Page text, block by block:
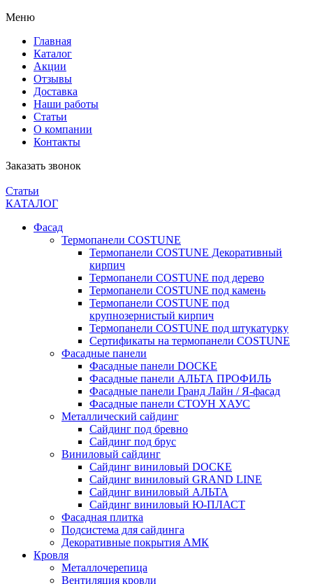
Меню
Главная
Каталог
Акции
Отзывы
Доставка
Наши работы
Статьи
О компании
Контакты
Заказать звонок
Статьи
КАТАЛОГ
Фасад
Термопанели COSTUNE
Термопанели COSTUNE Декоративный
кирпич
Термопанели COSTUNE под дерево
Термопанели COSTUNE под камень
Термопанели COSTUNE под
крупнозернистый кирпич
Термопанели COSTUNE под штукатурку
Сертификаты на термопанели COSTUNE
Фасадные панели
Фасадные панели DOCKE
Фасадные панели АЛЬТА ПРОФИЛЬ
Фасадные панели Гранд Лайн / Я-фасад
Фасадные панели СТОУН ХАУС
Металлический сайдинг
Сайдинг под бревно
Сайдинг под брус
Виниловый сайдинг
Сайдинг виниловый DOCKE
Сайдинг виниловый GRAND LINE
Сайдинг виниловый АЛЬТА
Сайдинг виниловый Ю-ПЛАСТ
Фасадная плитка
Подсистема для сайдинга
Декоративные покрытия АМК
Кровля
Металлочерепица
Вентиляция кровли